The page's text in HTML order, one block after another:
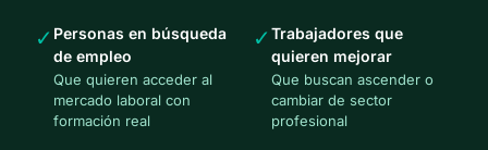
✓ Personas en búsqueda
de empleo
Que quieren acceder al
mercado laboral con
formación real
✓ Trabajadores que
quieren mejorar
Que buscan ascender o
cambiar de sector
profesional